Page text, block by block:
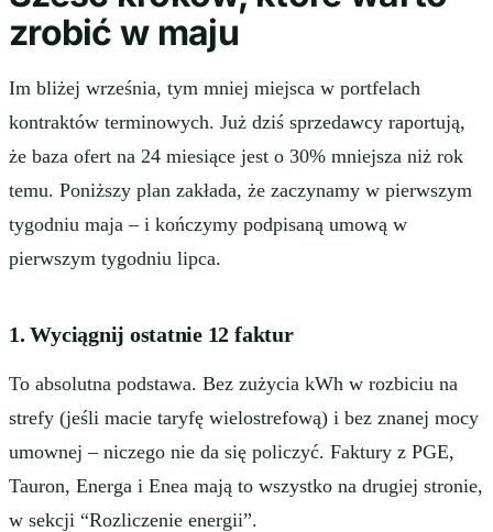
zrobić w maju
Im bliżej września, tym mniej miejsca w portfelach
kontraktów terminowych. Już dziś sprzedawcy raportują,
że baza ofert na 24 miesiące jest o 30% mniejsza niż rok
temu. Poniższy plan zakłada, że zaczynamy w pierwszym
tygodniu maja – i kończymy podpisaną umową w
pierwszym tygodniu lipca.
1. Wyciągnij ostatnie 12 faktur
To absolutna podstawa. Bez zużycia kWh w rozbiciu na
strefy (jeśli macie taryfę wielostrefową) i bez znanej mocy
umownej – niczego nie da się policzyć. Faktury z PGE,
Tauron, Energa i Enea mają to wszystko na drugiej stronie,
w sekcji “Rozliczenie energii”.